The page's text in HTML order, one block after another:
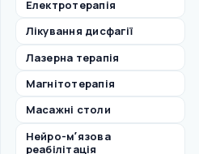
Електротерапія
Лікування дисфагії
Лазерна терапія
Магнітотерапія
Масажні столи
Нейро-мʼязова
реабілітація